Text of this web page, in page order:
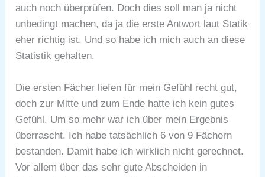
auch noch überprüfen. Doch dies soll man ja nicht
unbedingt machen, da ja die erste Antwort laut Statik
eher richtig ist. Und so habe ich mich auch an diese
Statistik gehalten.
Die ersten Fächer liefen für mein Gefühl recht gut,
doch zur Mitte und zum Ende hatte ich kein gutes
Gefühl. Um so mehr war ich über mein Ergebnis
überrascht. Ich habe tatsächlich 6 von 9 Fächern
bestanden. Damit habe ich wirklich nicht gerechnet.
Vor allem über das sehr gute Abscheiden in